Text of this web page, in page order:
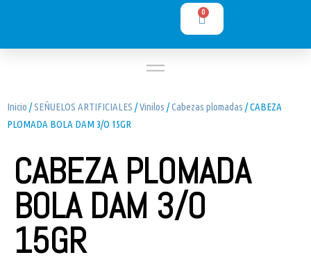
0
Inicio /SEÑUELOS ARTIFICIALES /Vinilos /Cabezas plomadas / CABEZA
PLOMADA BOLA DAM 3/O 15GR
CABEZA PLOMADA
BOLA DAM 3/O
15GR